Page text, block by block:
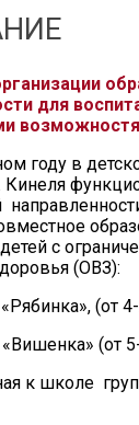
для
году в
с
(ОВЗ):
(от
(от
к школе